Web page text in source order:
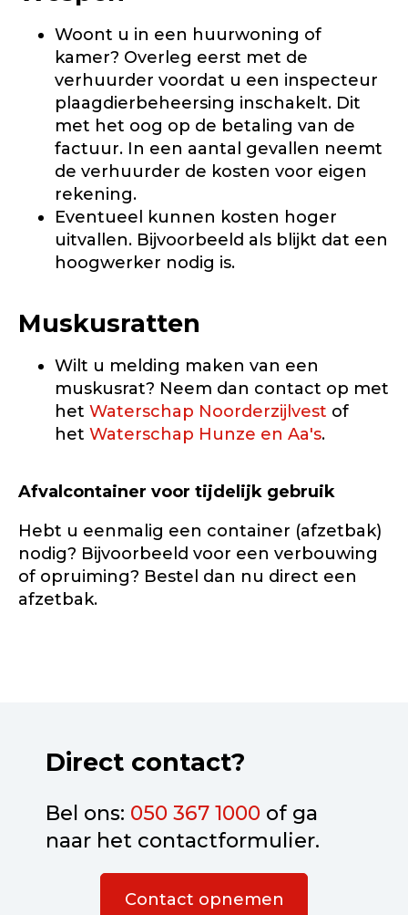
Woont u in een huurwoning of
kamer? Overleg eerst met de
verhuurder voordat u een inspecteur
plaagdierbeheersing inschakelt. Dit
met het oog op de betaling van de
factuur. In een aantal gevallen neemt
de verhuurder de kosten voor eigen
rekening.
Eventueel kunnen kosten hoger
uitvallen. Bijvoorbeeld als blijkt dat een
hoogwerker nodig is.
Muskusratten
Wilt u melding maken van een
muskusrat? Neem dan contact op met
het Waterschap Noorderzijlvest of
het Waterschap Hunze en Aa's.
Afvalcontainer voor tijdelijk gebruik
Hebt u eenmalig een container (afzetbak)
nodig? Bijvoorbeeld voor een verbouwing
of opruiming? Bestel dan nu direct een
afzetbak.
Direct contact?
Bel ons: 050 367 1000 of ga
naar het contactformulier.
Contact opnemen